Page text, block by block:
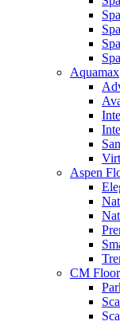
Aquamax
Aspen
CM Floor